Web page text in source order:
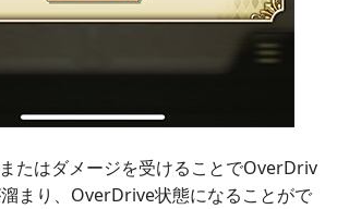
たはダメージを受けることでOverDriv
まり、OverDrive状態になることがで